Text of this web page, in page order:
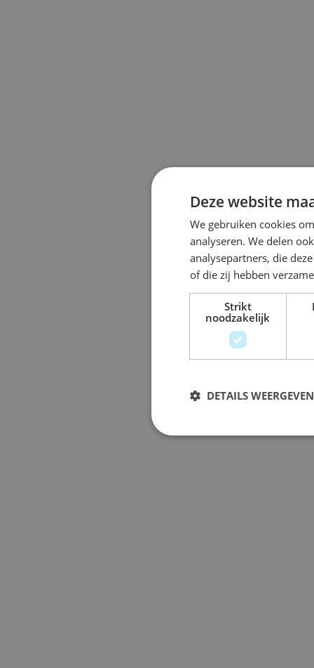
Deze website
We gebruiken cookies
analyseren. We delen
analysepartners, die
of die zij hebben
Strikt
noodzakelijk
DETAILS WEERGEVEN